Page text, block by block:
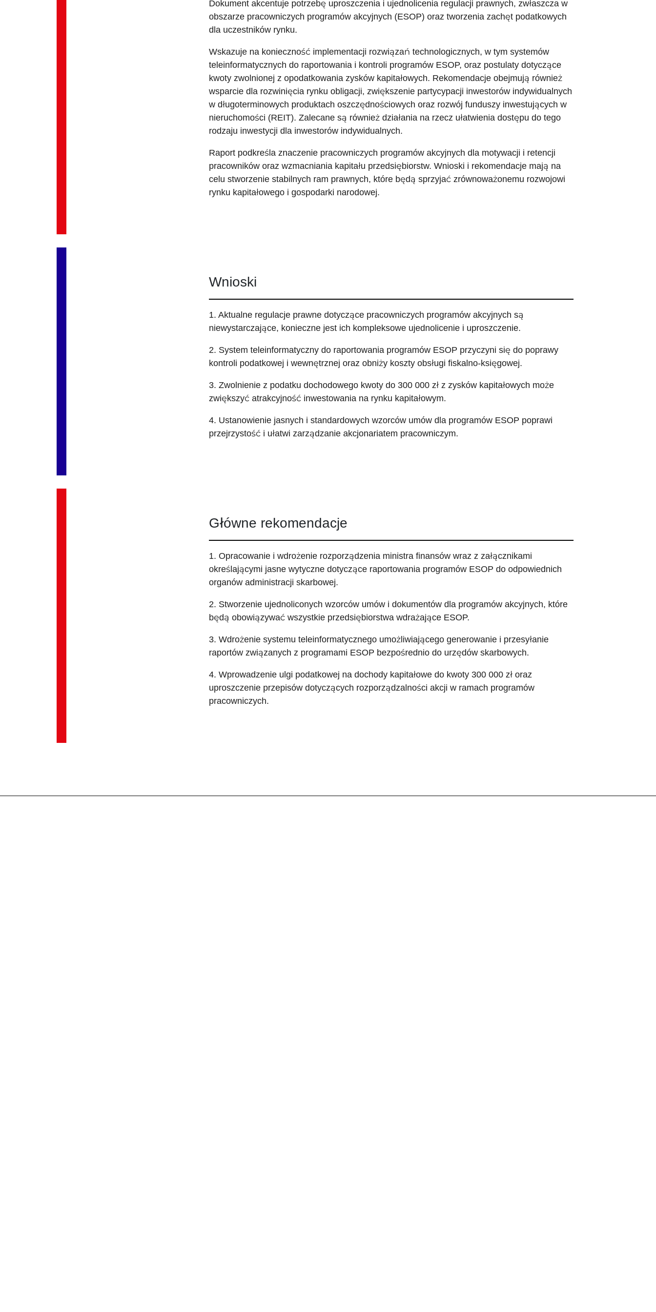
Dokument akcentuje potrzebę uproszczenia i ujednolicenia regulacji prawnych, zwłaszcza w
obszarze pracowniczych programów akcyjnych (ESOP) oraz tworzenia zachęt podatkowych
dla uczestników rynku.
Wskazuje na konieczność implementacji rozwiązań technologicznych, w tym systemów
teleinformatycznych do raportowania i kontroli programów ESOP, oraz postulaty dotyczące
kwoty zwolnionej z opodatkowania zysków kapitałowych. Rekomendacje obejmują również
wsparcie dla rozwinięcia rynku obligacji, zwiększenie partycypacji inwestorów indywidualnych
w długoterminowych produktach oszczędnościowych oraz rozwój funduszy inwestujących w
nieruchomości (REIT). Zalecane są również działania na rzecz ułatwienia dostępu do tego
rodzaju inwestycji dla inwestorów indywidualnych.
Raport podkreśla znaczenie pracowniczych programów akcyjnych dla motywacji i retencji
pracowników oraz wzmacniania kapitału przedsiębiorstw. Wnioski i rekomendacje mają na
celu stworzenie stabilnych ram prawnych, które będą sprzyjać zrównoważonemu rozwojowi
rynku kapitałowego i gospodarki narodowej.
Wnioski
1. Aktualne regulacje prawne dotyczące pracowniczych programów akcyjnych są
niewystarczające, konieczne jest ich kompleksowe ujednolicenie i uproszczenie.
2. System teleinformatyczny do raportowania programów ESOP przyczyni się do poprawy
kontroli podatkowej i wewnętrznej oraz obniży koszty obsługi fiskalno-księgowej.
3. Zwolnienie z podatku dochodowego kwoty do 300 000 zł z zysków kapitałowych może
zwiększyć atrakcyjność inwestowania na rynku kapitałowym.
4. Ustanowienie jasnych i standardowych wzorców umów dla programów ESOP poprawi
przejrzystość i ułatwi zarządzanie akcjonariatem pracowniczym.
Główne rekomendacje
1. Opracowanie i wdrożenie rozporządzenia ministra finansów wraz z załącznikami
określającymi jasne wytyczne dotyczące raportowania programów ESOP do odpowiednich
organów administracji skarbowej.
2. Stworzenie ujednoliconych wzorców umów i dokumentów dla programów akcyjnych, które
będą obowiązywać wszystkie przedsiębiorstwa wdrażające ESOP.
3. Wdrożenie systemu teleinformatycznego umożliwiającego generowanie i przesyłanie
raportów związanych z programami ESOP bezpośrednio do urzędów skarbowych.
4. Wprowadzenie ulgi podatkowej na dochody kapitałowe do kwoty 300 000 zł oraz
uproszczenie przepisów dotyczących rozporządzalności akcji w ramach programów
pracowniczych.